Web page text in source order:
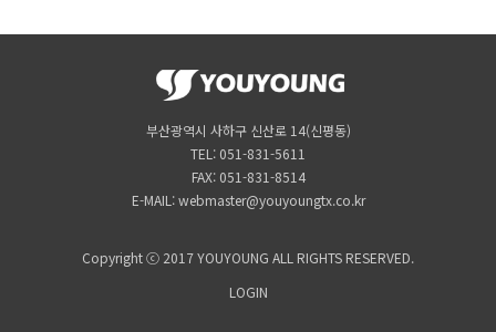
부산광역시 사하구 신산로 14(신평동)
TEL: 051-831-5611
FAX: 051-831-8514
E-MAIL: webmaster@youyoungtx.co.kr
Copyright ⓒ 2017 YOUYOUNG ALL RIGHTS RESERVED.
LOGIN